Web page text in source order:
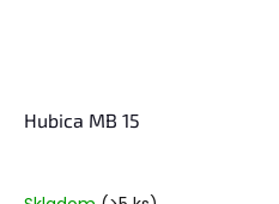
Hubica MB 15